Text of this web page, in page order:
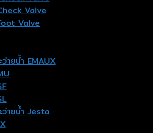
Valve
Valve
ายน้ำ EMAUX
ว่ายน้ำ Jesta